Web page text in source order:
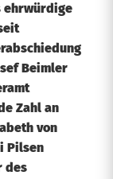
ehrwürdige
Beimler
Zahl an
von
Pilsen
des